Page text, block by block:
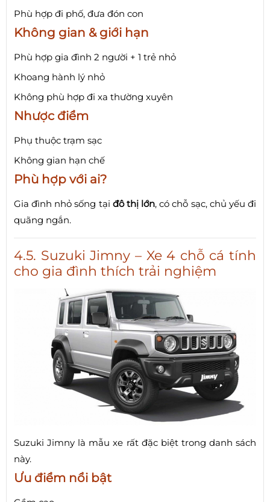
Phù hợp đi phố, đưa đón con
Không gian & giới hạn
Phù hợp gia đình 2 người + 1 trẻ nhỏ
Khoang hành lý nhỏ
Không phù hợp đi xa thường xuyên
Nhược điểm
Phụ thuộc trạm sạc
Không gian hạn chế
Phù hợp với ai?
Gia đình nhỏ sống tại đô thị lớn, có chỗ sạc, chủ yếu đi
quãng ngắn.
4.5. Suzuki Jimny – Xe 4 chỗ cá tính
cho gia đình thích trải nghiệm
Suzuki Jimny là mẫu xe rất đặc biệt trong danh sách
này.
Ưu điểm nổi bật